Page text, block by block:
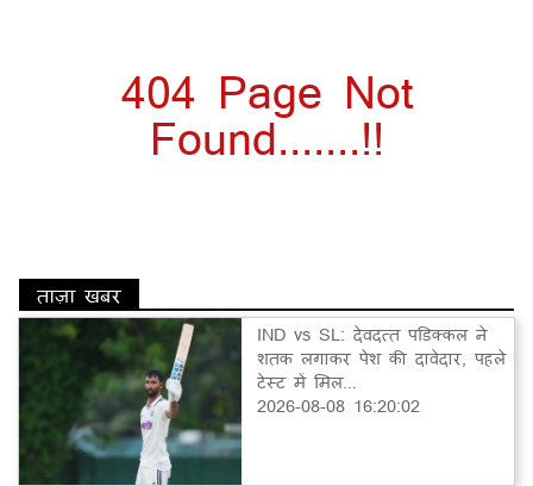
404 Page Not
Found.......!!
ताज़ा खबर
IND vs SL: देवदत्त पडिक्कल ने
शतक लगाकर पेश की दावेदार, पहले
टेस्ट में मिल...
2026-08-08 16:20:02